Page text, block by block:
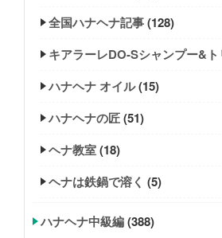
全国ハナヘナ記事(128)
キアラーレDO-Sシャンプー&ト
ハナヘナ オイル(15)
ハナヘナの匠(51)
ヘナ教室(18)
ヘナは鉄鍋で溶く (5)
ハナヘナ中級編(388)